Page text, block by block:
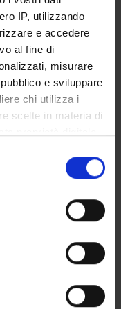
IP, utilizzando
e accedere
al fine di
misurare
e sviluppare
chi utilizza i
scelte in materia di
in qualsiasi
o facendo clic
tua posizione
di qualche